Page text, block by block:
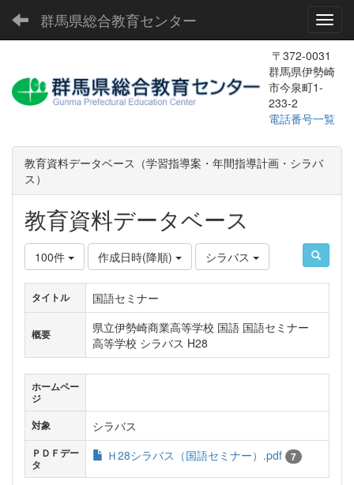
群馬県総合教育センター
〒372-0031
群馬県伊勢崎
市今泉町1-
233-2
電話番号一覧
教育資料データベース（学習指導案・年間指導計画・シラバ
ス）
教育資料データベース
100件 作成日時(降順) シラバス
タイトル 国語セミナー
概要
県立伊勢崎商業高等学校 国語 国語セミナー
高等学校 シラバス H28
ホームペー
ジ
対象
シラバス
ＰＤＦデー
タ
Ｈ28シラバス（国語セミナー）.pdf 7